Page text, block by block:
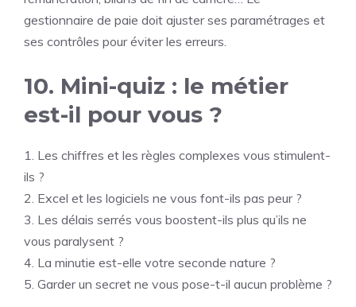
gestionnaire de paie doit ajuster ses paramétrages et
ses contrôles pour éviter les erreurs.
10. Mini-quiz : le métier
est-il pour vous ?
1. Les chiffres et les règles complexes vous stimulent-
ils ?
2. Excel et les logiciels ne vous font-ils pas peur ?
3. Les délais serrés vous boostent-ils plus qu’ils ne
vous paralysent ?
4. La minutie est-elle votre seconde nature ?
5. Garder un secret ne vous pose-t-il aucun problème ?